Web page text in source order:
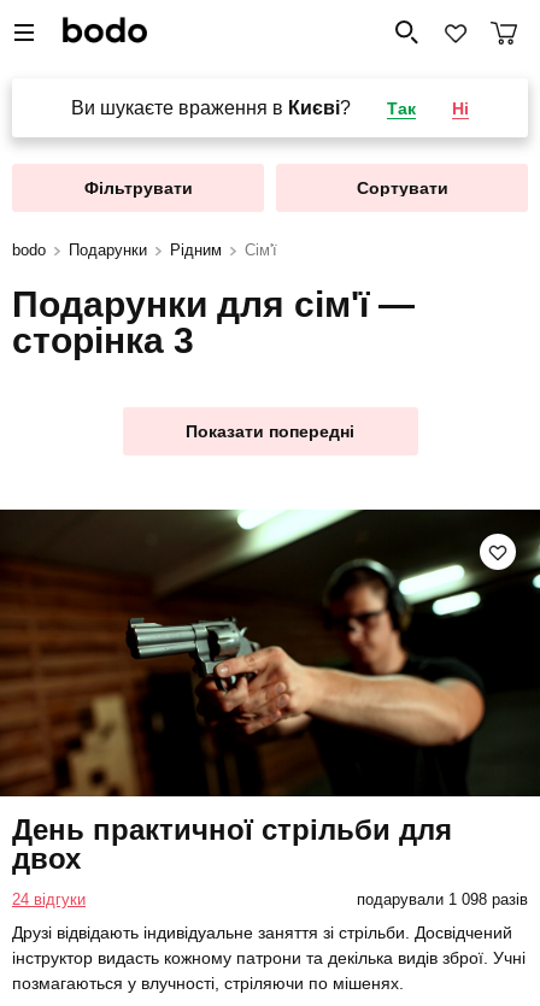
Ви шукаєте враження в Києві? Так Ні
Фільтрувати Сортувати
bodo Подарунки Рідним Сім'ї
Подарунки для сім'ї —
сторінка 3
Показати попередні
День практичної стрільби для
двох
24 відгуки подарували 1 098 разів
Друзі відвідають індивідуальне заняття зі стрільби. Досвідчений
інструктор видасть кожному патрони та декілька видів зброї. Учні
позмагаються у влучності, стріляючи по мішенях.